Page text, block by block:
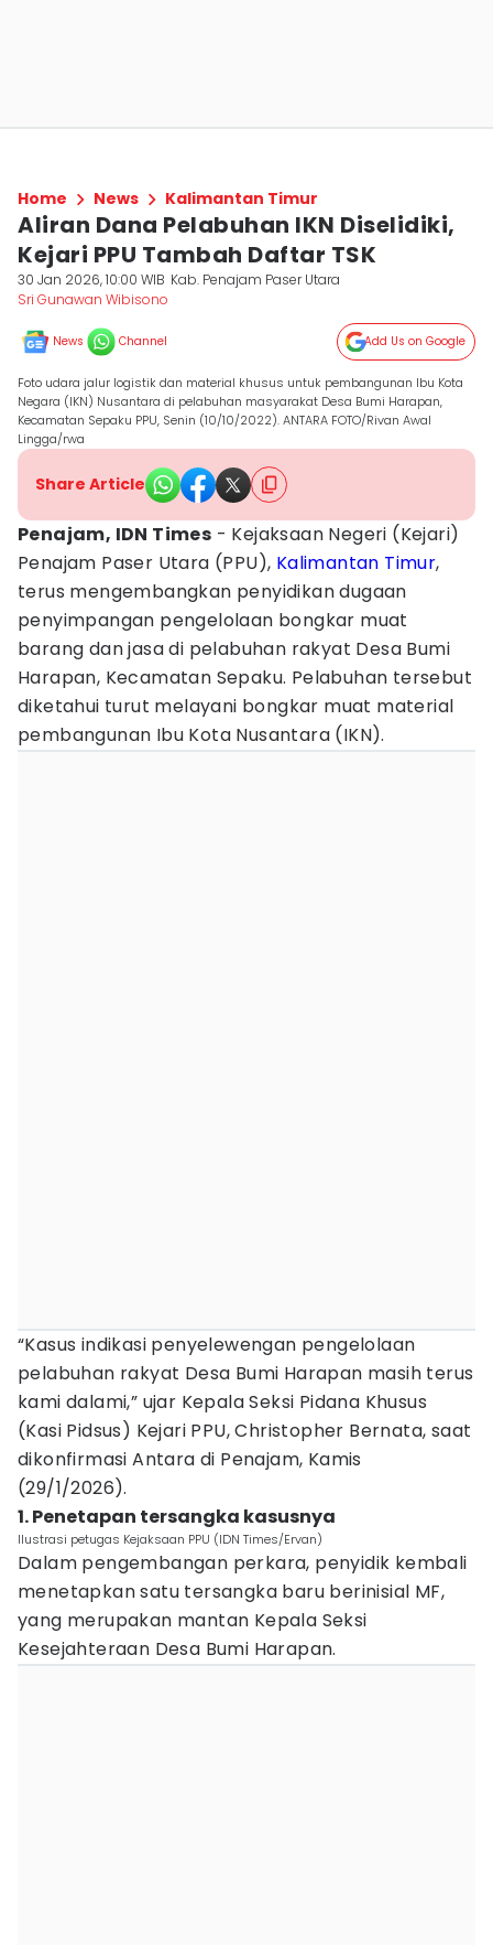
Home News Kalimantan Timur
Aliran Dana Pelabuhan IKN Diselidiki,
Kejari PPU Tambah Daftar TSK
30 Jan 2026, 10:00 WIB Kab. Penajam Paser Utara
Sri Gunawan Wibisono
News Channel Add Us on Google
Foto udara jalur logistik dan material khusus untuk pembangunan Ibu Kota
Negara (IKN) Nusantara di pelabuhan masyarakat Desa Bumi Harapan,
Kecamatan Sepaku PPU, Senin (10/10/2022). ANTARA FOTO/Rivan Awal
Lingga/rwa
Share Article
Penajam, IDN Times - Kejaksaan Negeri (Kejari)
Penajam Paser Utara (PPU), Kalimantan Timur,
terus mengembangkan penyidikan dugaan
penyimpangan pengelolaan bongkar muat
barang dan jasa di pelabuhan rakyat Desa Bumi
Harapan, Kecamatan Sepaku. Pelabuhan tersebut
diketahui turut melayani bongkar muat material
pembangunan Ibu Kota Nusantara (IKN).
“Kasus indikasi penyelewengan pengelolaan
pelabuhan rakyat Desa Bumi Harapan masih terus
kami dalami,” ujar Kepala Seksi Pidana Khusus
(Kasi Pidsus) Kejari PPU, Christopher Bernata, saat
dikonfirmasi Antara di Penajam, Kamis
(29/1/2026).
1. Penetapan tersangka kasusnya
Ilustrasi petugas Kejaksaan PPU (IDN Times/Ervan)
Dalam pengembangan perkara, penyidik kembali
menetapkan satu tersangka baru berinisial MF,
yang merupakan mantan Kepala Seksi
Kesejahteraan Desa Bumi Harapan.